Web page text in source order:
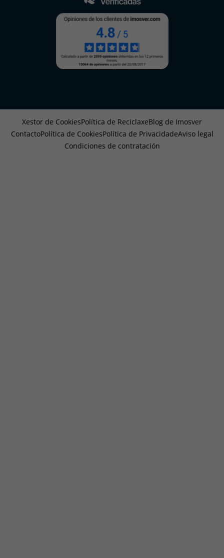
Xestor de CookiesPolítica de ReciclaxeBlog de Imosver
ContactoPolítica de CookiesPolítica de PrivacidadeAviso legal
Condiciones de contratación